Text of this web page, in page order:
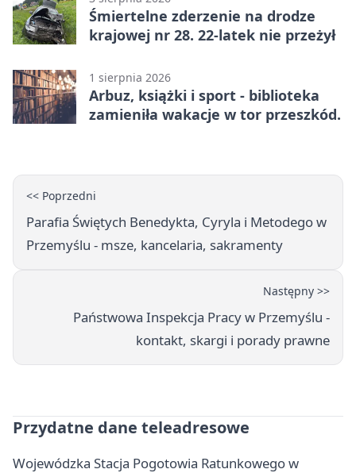
Śmiertelne zderzenie na drodze
krajowej nr 28. 22-latek nie przeżył
1 sierpnia 2026
Arbuz, książki i sport - biblioteka
zamieniła wakacje w tor przeszkód.
<< Poprzedni
Parafia Świętych Benedykta, Cyryla i Metodego w
Przemyślu - msze, kancelaria, sakramenty
Następny >>
Państwowa Inspekcja Pracy w Przemyślu -
kontakt, skargi i porady prawne
Przydatne dane teleadresowe
Wojewódzka Stacja Pogotowia Ratunkowego w